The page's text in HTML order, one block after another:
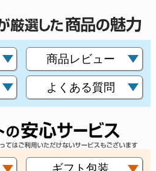
商品レビュー
よくある質問
ギフト包装